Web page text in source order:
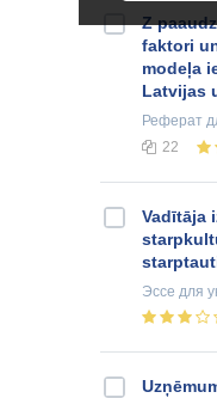
Z
faktori
modeļa
Latvijas
Реферат
22
Vadītāja
Эссе для